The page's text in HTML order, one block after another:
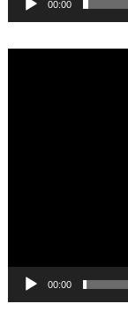
00:00
00:00